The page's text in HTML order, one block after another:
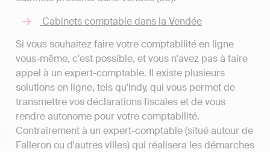
Cabinets comptable dans la Vendée
Si vous souhaitez faire votre comptabilité en ligne
vous-même, c'est possible, et vous n'avez pas à faire
appel à un expert-comptable. Il existe plusieurs
solutions en ligne, tels qu'Indy, qui vous permet de
transmettre vos déclarations fiscales et de vous
rendre autonome pour votre comptabilité.
Contrairement à un expert-comptable (situé autour de
Falleron ou d'autres villes) qui réalisera les démarches